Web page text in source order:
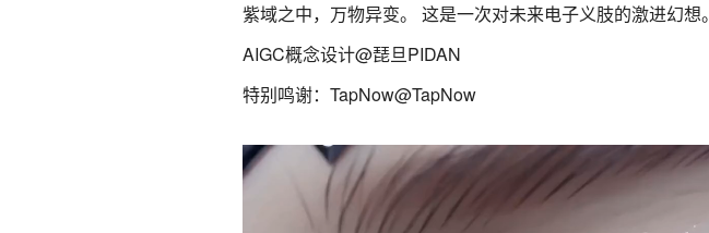
紫域之中，万物异变。 这是一次对未来电子义肢的激进幻想。
AIGC概念设计@琵旦PIDAN
特别鸣谢：TapNow@TapNow